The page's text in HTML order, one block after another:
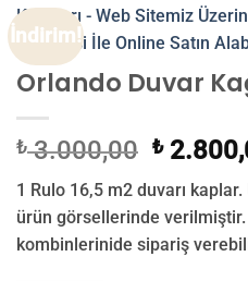
İndirim!
Orlando Duvar
₺3.000,00 Orijinal
fiyat:
₺
₺
1 Rulo 16,5 m2 duvarı
ürün görsellerinde
kombinlerinide sipariş